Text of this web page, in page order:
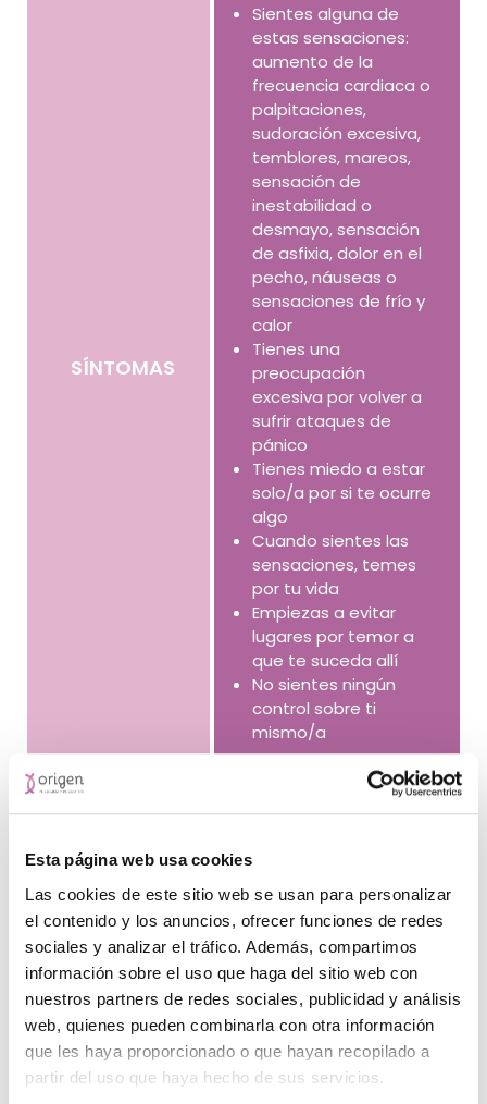
Esta página web usa cookies
Las cookies de este sitio web se usan para personalizar
el contenido y los anuncios, ofrecer funciones de redes
sociales y analizar el tráfico. Además, compartimos
información sobre el uso que haga del sitio web con
nuestros partners de redes sociales, publicidad y análisis
web, quienes pueden combinarla con otra información
que les haya proporcionado o que hayan recopilado a
partir del uso que haya hecho de sus servicios.
SÍNTOMAS
Sientes alguna de
estas sensaciones:
aumento de la
frecuencia cardiaca o
palpitaciones,
sudoración excesiva,
temblores, mareos,
sensación de
inestabilidad o
desmayo, sensación
de asfixia, dolor en el
pecho, náuseas o
sensaciones de frío y
calor
Tienes una
preocupación
excesiva por volver a
sufrir ataques de
pánico
Tienes miedo a estar
solo/a por si te ocurre
algo
Cuando sientes las
sensaciones, temes
por tu vida
Empiezas a evitar
lugares por temor a
que te suceda allí
No sientes ningún
control sobre ti
mismo/a
Resultados del tratamiento para
el Trastorno de Pánico
Disminuirán los ataques de pánico
Disminuirán las sensaciones de ansiedad
Desparecerán tus temores
Aprenderás herramientas y estrategias para gestionar
la ansiedad
Mejorará tu calidad de vida laboral, social y académica
Tipo de tratamiento para el